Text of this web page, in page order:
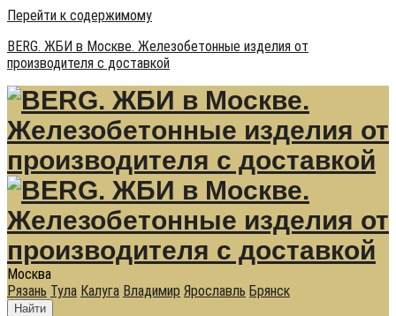
Перейти к содержимому
BERG. ЖБИ в Москве. Железобетонные изделия от
производителя с доставкой
Москва
Рязань Тула Калуга Владимир Ярославль Брянск
Найти